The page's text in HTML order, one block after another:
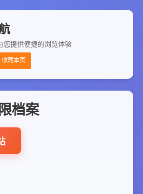
您提供便捷的浏览体验
收藏本页
档案